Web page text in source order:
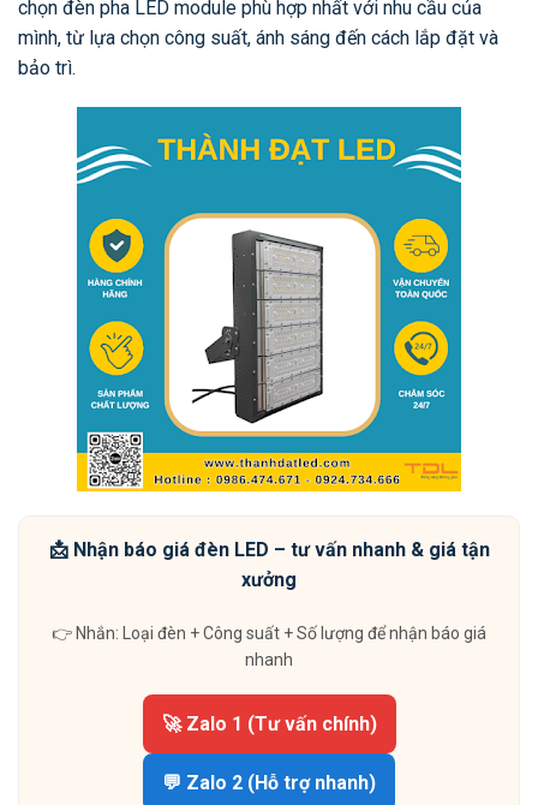
chọn đèn pha LED module phù hợp nhất với nhu cầu của
mình, từ lựa chọn công suất, ánh sáng đến cách lắp đặt và
bảo trì.
📩 Nhận báo giá đèn LED – tư vấn nhanh & giá tận
xưởng
👉 Nhắn: Loại đèn + Công suất + Số lượng để nhận báo giá
nhanh
🚀 Zalo 1 (Tư vấn chính)
💬 Zalo 2 (Hỗ trợ nhanh)